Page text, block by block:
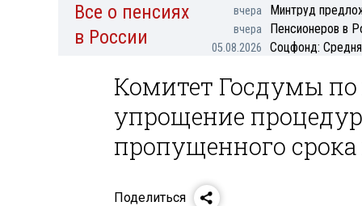
Авторы Персоны Мнения Регионы
Все о пенсиях
в России
вчера Минтруд
вчера Пенсионеров в
05.08.2026 Соцфонд:
Комитет Госдумы по
упрощение
пропущенного
Поделиться